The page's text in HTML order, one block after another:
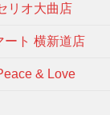
リオ大曲店
ート 横新道店
& Love